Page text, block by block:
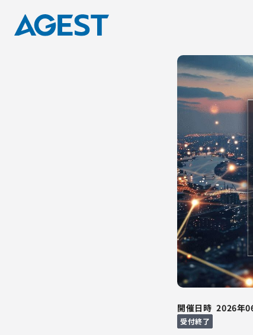
開催日時 2026年
受付終了